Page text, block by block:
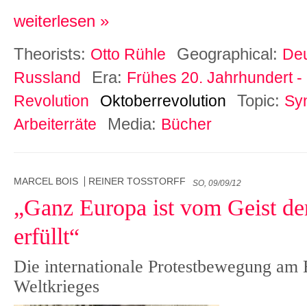
weiterlesen »
Theorists: Otto Rühle Geographical:
Russland
Era: Frühes 20. Jahrhundert -
Revolution
Oktoberrevolution Topic:
Arbeiterräte
Media: Bücher
MARCEL BOIS REINER TOSSTORFF SO, 09/09/12
„Ganz Europa ist vom Geist
erfüllt“
Die internationale Protestbewegung am
Weltkrieges